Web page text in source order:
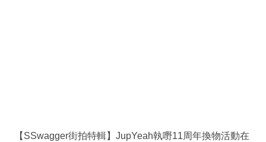
【SSwagger街拍特輯】JupYeah執嘢11周年換物活動在